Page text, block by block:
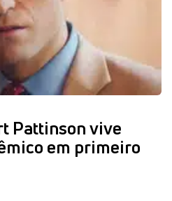
Pattinson vive
em primeiro